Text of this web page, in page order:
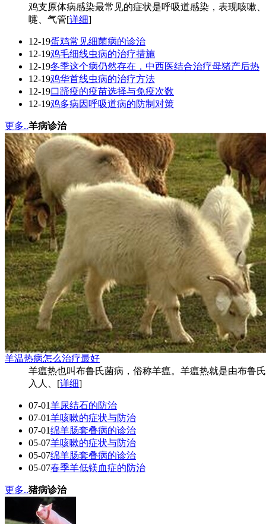
鸡支原体病感染最常见的症状是呼吸道感染，表现咳嗽
嚏、气管[详细]
12-19蛋鸡常见细菌病的诊治
12-19鸡毛细线虫病的治疗措施
12-19冬季这个病仍然存在，中西医结合治疗母猪产后热
12-19鸡华首线虫病的治疗方法
12-19口蹄疫的疫苗选择与免疫次数
12-19鸡多病因呼吸道病的防制对策
更多..羊病诊治
羊温热病怎么治疗最好
羊瘟热也叫布鲁氏菌病，俗称羊瘟。羊瘟热就是由布鲁
入人、[详细]
07-01羊尿结石的防治
07-01羊咳嗽的症状与防治
07-01绵羊肠套叠病的诊治
05-07羊咳嗽的症状与防治
05-07绵羊肠套叠病的诊治
05-07春季羊低镁血症的防治
更多..猪病诊治